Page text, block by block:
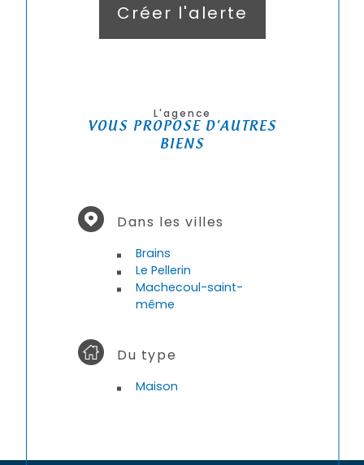
Créer l'alerte
L'agence
VOUS PROPOSE D'AUTRES
BIENS
Dans les villes
Brains
Le Pellerin
Machecoul-saint-
même
Du type
Maison